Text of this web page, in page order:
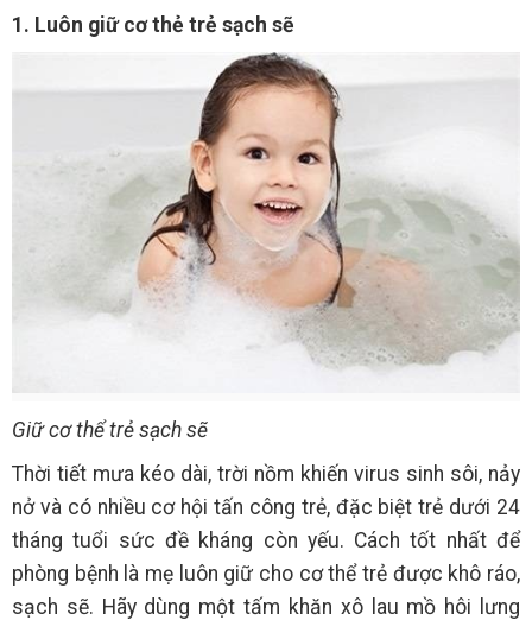
1. Luôn giữ cơ thẻ trẻ sạch sẽ
Giữ cơ thể trẻ sạch sẽ
Thời tiết mưa kéo dài, trời nồm khiến virus sinh sôi, nảy
nở và có nhiều cơ hội tấn công trẻ, đặc biệt trẻ dưới 24
tháng tuổi sức đề kháng còn yếu. Cách tốt nhất để
phòng bệnh là mẹ luôn giữ cho cơ thể trẻ được khô ráo,
sạch sẽ. Hãy dùng một tấm khăn xô lau mồ hôi lưng